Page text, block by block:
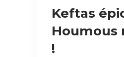
Keftas
Houmous
!